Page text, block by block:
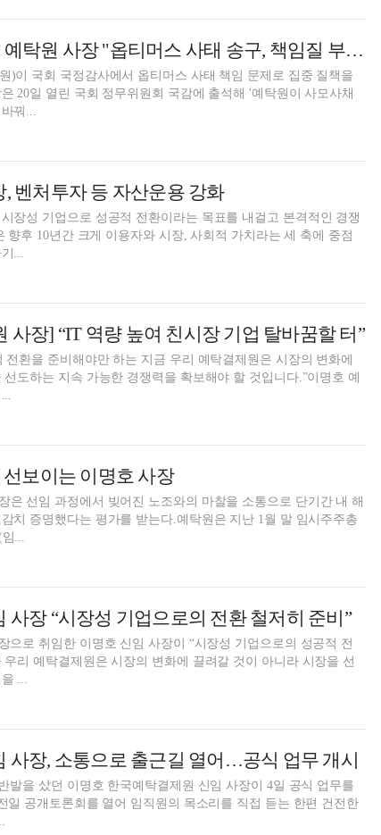
[2020 국감] 이명호 예탁원 사장 "옵티머스 사태 송구, 책임질 부분은 당연히 부담"
)이 국회 국정감사에서 옵티머스 사태 책임 문제로 집중 질책을
20일 열린 국회 정무위원회 국감에 출석해 '예탁원이 사모사채
꿔...
벤처투자 등 자산운용 강화
장성 기업으로 성공적 전환이라는 목표를 내걸고 본격적인 경쟁
향후 10년간 크게 이용자와 시장, 사회적 가치라는 세 축에 중점
...
사장] “IT 역량 높여 친시장 기업 탈바꿈할 터”
전환을 준비해야만 하는 지금 우리 예탁결제원은 시장의 변화에
도하는 지속 가능한 경쟁력을 확보해야 할 것입니다.”이명호 예
선보이는 이명호 사장
은 선임 과정에서 빚어진 노조와의 마찰을 소통으로 단기간 내 해
치 증명했다는 평가를 받는다.예탁원은 지난 1월 말 임시주주총
...
사장 “시장성 기업으로의 전환 철저히 준비”
으로 취임한 이명호 신임 사장이 “시장성 기업으로의 성공적 전
리 예탁결제원은 시장의 변화에 끌려갈 것이 아니라 시장을 선
...
사장, 소통으로 출근길 열어…공식 업무 개시
발을 샀던 이명호 한국예탁결제원 신임 사장이 4일 공식 업무를
일 공개토론회를 열어 임직원의 목소리를 직접 듣는 한편 건전한